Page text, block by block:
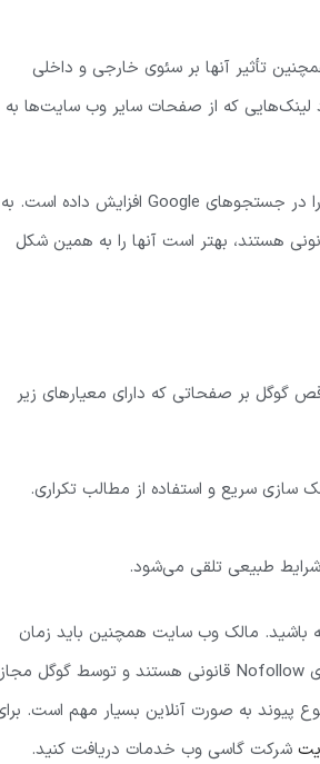
تأثیر آنها بر سئوی خارجی و داخلی
که از صفحات سایر وب سایت‌ها به
از جمله پیوندهای خارجی از وب سایت‌های معتبر که به مطالب شما اعتبار می‌دهند، رتبه شما را در جستجوهای Google افزایش داده است. به
هستند، بهتر است آنها را به همین شکل
گوگل بر صفحاتی که دارای معیارهای زیر
سازی سریع و استفاده از مطالب تکراری.
طبیعی تلقی می‌شود.
باشید. مالک وب سایت همچنین باید زمان
استفاده از آنها را انتخاب کند. در حقیقت، بسیاری از لینک‌های فالو در سئو وجود دارند. لینک‌های Nofollow قانونی هستند و توسط گوگل مجاز
پیوند به صورت آنلاین بسیار مهم است.
شرکت گاسی وب خدمات دریافت کنید.